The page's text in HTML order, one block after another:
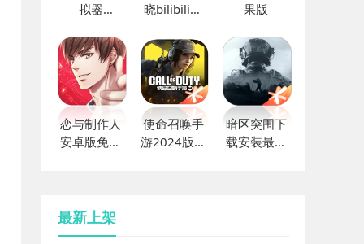
拟器
载
晓bilibili版
果版
恋与制作人
安卓版免费
使命召唤手
游2024版本
暗区突围下
载安装最新
最新上架